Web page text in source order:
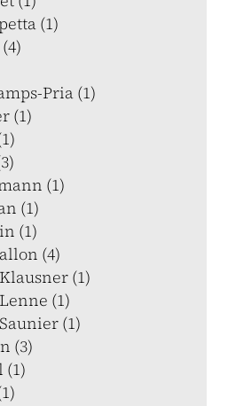
(1)
Pria (1)
(1)
(1)
(1)
(1)
(4)
(1)
(1)
(1)
(3)
(1)